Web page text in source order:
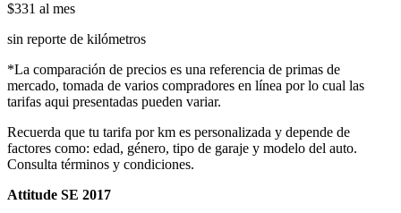
$331 al mes
sin reporte de kilómetros
*La comparación de precios es una referencia de primas de
mercado, tomada de varios compradores en línea por lo cual las
tarifas aqui presentadas pueden variar.
Recuerda que tu tarifa por km es personalizada y depende de
factores como: edad, género, tipo de garaje y modelo del auto.
Consulta términos y condiciones.
Attitude SE 2017